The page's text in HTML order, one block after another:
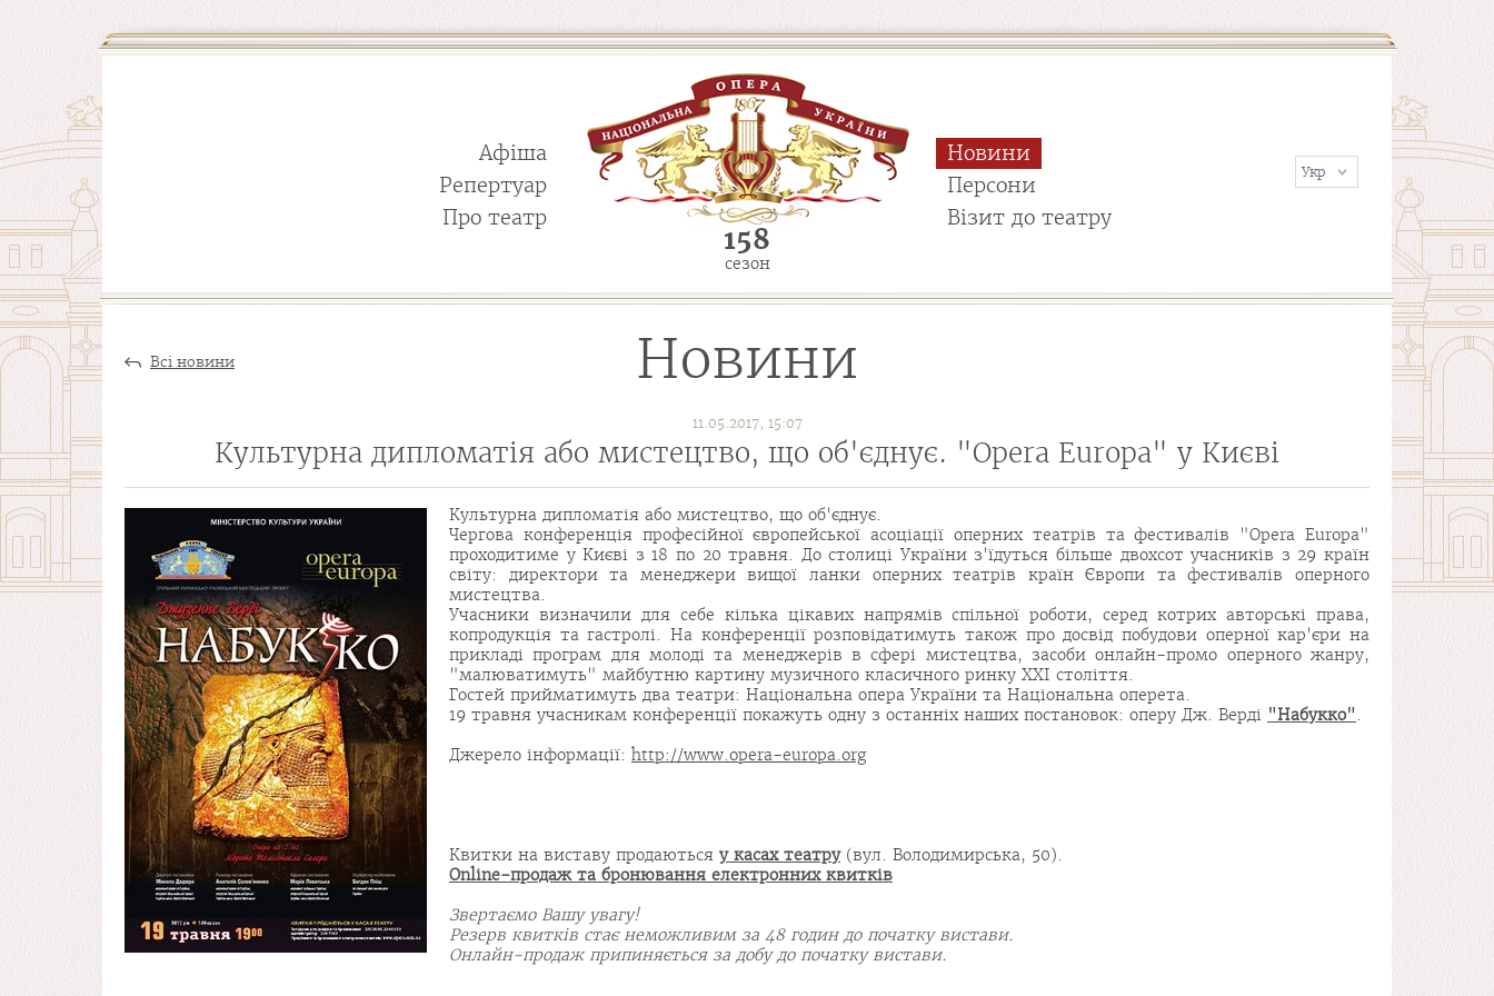
Афіша
Репертуар
Про театр
Новини
Персони
Візит до театру
158
сезон
Всі новини Новини
11.05.2017, 15:07
Культурна дипломатія або мистецтво, що об'єднує. "Opera Europa" у Києві
Культурна дипломатія або мистецтво, що об'єднує.
Чергова конференція професійної європейської асоціації оперних театрів та фестивалів "Opera Europa"
проходитиме у Києві з 18 по 20 травня. До столиці України з'їдуться більше двохсот учасників з 29 країн
світу: директори та менеджери вищої ланки оперних театрів країн Європи та фестивалів оперного
мистецтва.
Учасники визначили для себе кілька цікавих напрямів спільної роботи, серед котрих авторські права,
копродукція та гастролі. На конференції розповідатимуть також про досвід побудови оперної кар'єри на
прикладі програм для молоді та менеджерів в сфері мистецтва, засоби онлайн-промо оперного жанру,
"малюватимуть" майбутню картину музичного класичного ринку XXI століття.
Гостей прийматимуть два театри: Національна опера України та Національна оперета.
19 травня учасникам конференції покажуть одну з останніх наших постановок: оперу Дж. Верді "Набукко".
Джерело інформації: http://www.opera-europa.org
Квитки на виставу продаються у касах театру(вул. Володимирська, 50).
Online-продаж та бронювання електронних квитків
Звертаємо Вашу увагу!
Резерв квитків стає неможливим за 48 годин до початку вистави.
Онлайн-продаж припиняється за добу до початку вистави.